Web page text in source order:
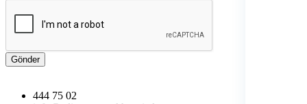
Gönder
444 75 02